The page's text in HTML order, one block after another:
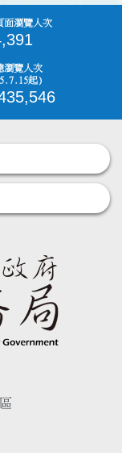
面瀏覽人次
瀏覽人次
起)